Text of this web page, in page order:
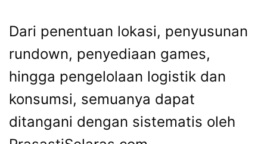
Dari penentuan lokasi, penyusunan
rundown, penyediaan games,
hingga pengelolaan logistik dan
konsumsi, semuanya dapat
ditangani dengan sistematis oleh